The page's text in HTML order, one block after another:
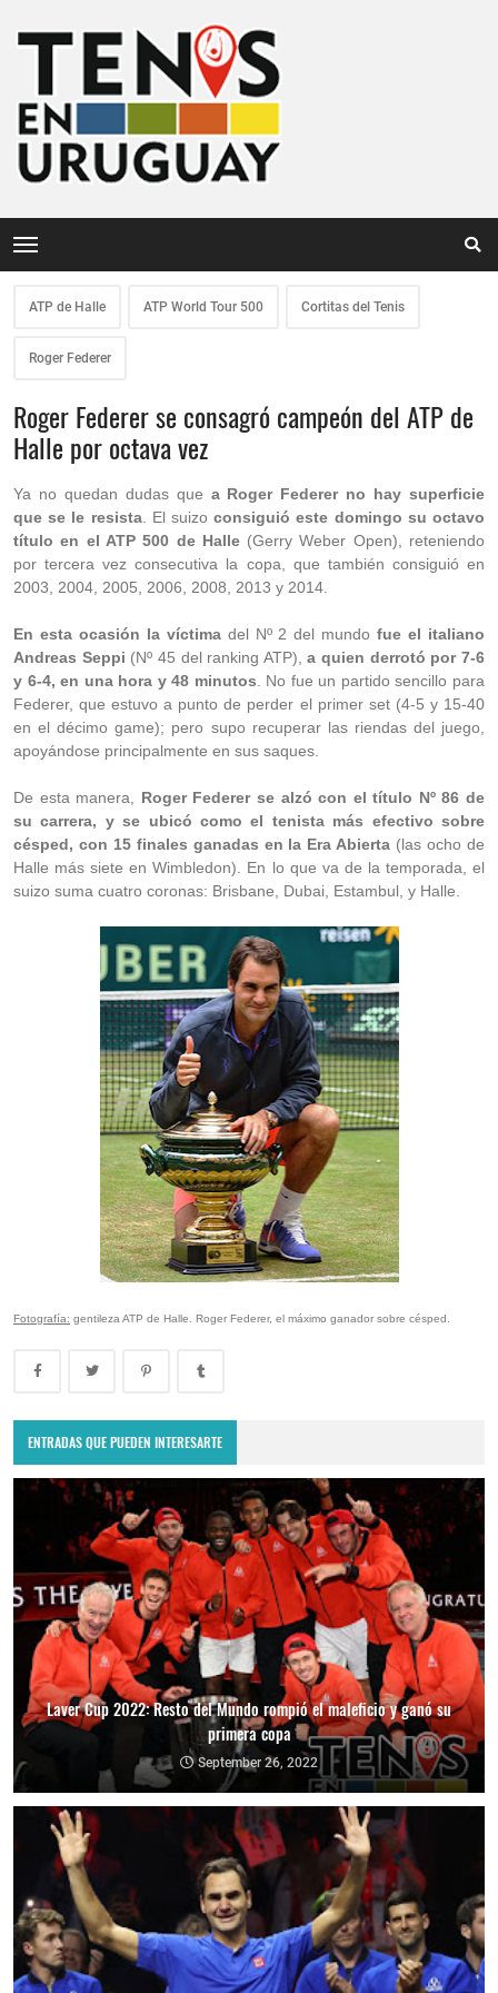
ATP de Halle ATP World Tour 500 Cortitas del Tenis
Roger Federer
Roger Federer se consagró campeón del ATP de
Halle por octava vez
Ya no quedan dudas que a Roger Federer no hay superficie
que se le resista. El suizoconsiguió este domingo su octavo
título en el ATP 500 de Halle(Gerry Weber Open), reteniendo
por tercera vez consecutiva la copa, que también consiguió en
2003, 2004, 2005, 2006, 2008, 2013 y 2014.
En esta ocasión la víctimadel Nº 2 del mundofue el italiano
Andreas Seppi (Nº 45 del ranking ATP),a quien derrotó por 7-6
y 6-4, en una hora y 48 minutos . No fue un partido sencillo para
Federer, que estuvo a punto de perder el primer set (4-5 y 15-40
en el décimo game); pero supo recuperar las riendas del juego,
apoyándose principalmente en sus saques.
De esta manera, Roger Federer se alzó con el título Nº 86 de
su carrera, y se ubicó como el tenista más efectivo sobre
césped, con 15 finales ganadas en la Era Abierta (las ocho de
Halle más siete en Wimbledon). En lo que va de la temporada, el
suizo suma cuatro coronas: Brisbane, Dubai, Estambul, y Halle.
Fotografía: gentileza ATP de Halle. Roger Federer, el máximo ganador sobre césped.
ENTRADAS QUE PUEDEN INTERESARTE
Laver Cup 2022: Resto del Mundo rompió el maleficio y ganó su
primera copa
September 26, 2022